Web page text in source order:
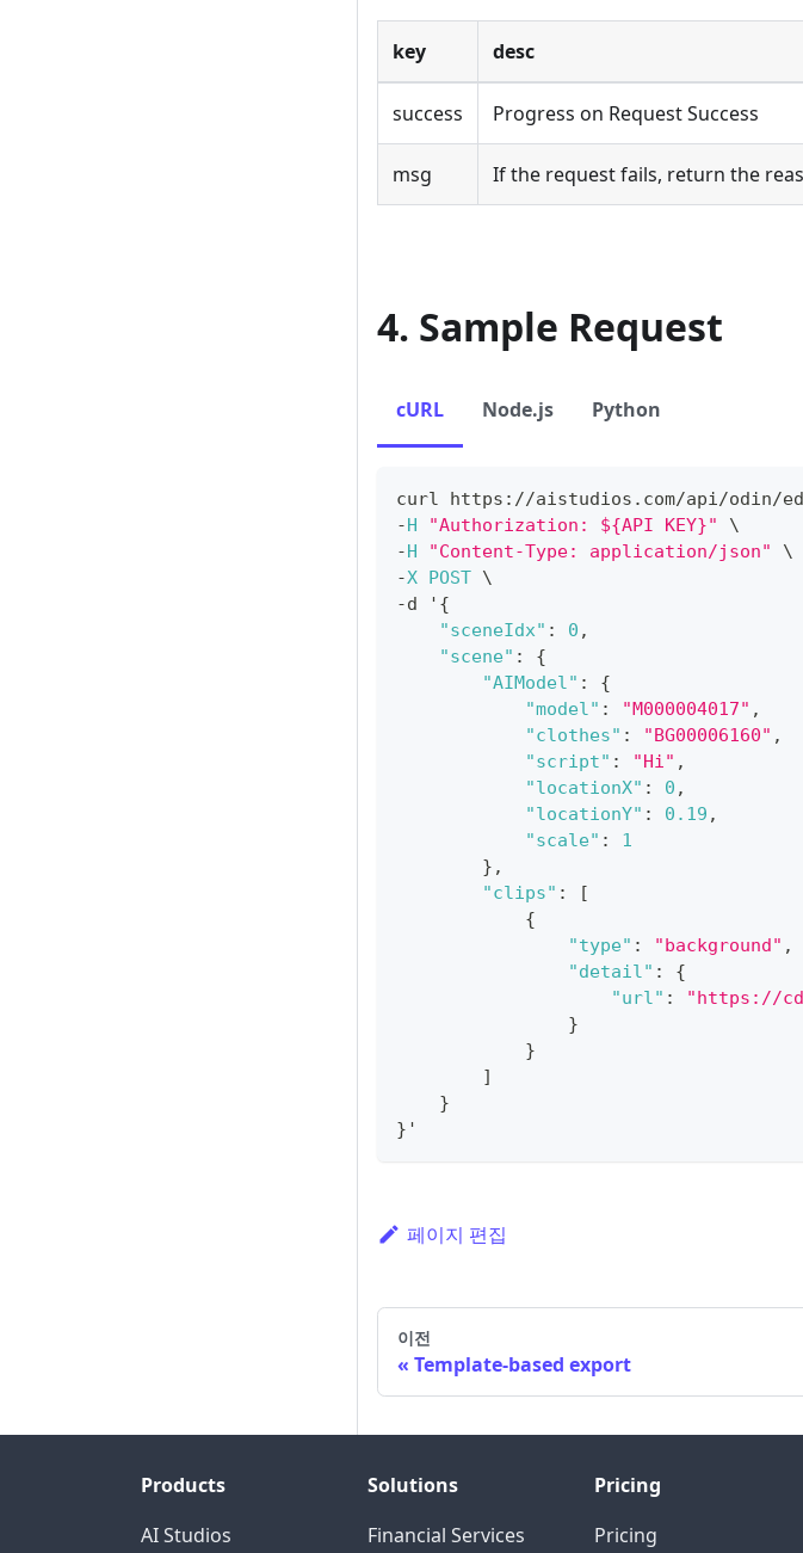
key desc
success Progress on Request Success
msg If the request fails, return the
4. Sample Request
cURL Node.js Python
curl https : //aistudios . com/api/odin/
-H "Authorization: ${API KEY}"
\
-H "Content-Type: application/json"
\
-X POST \
-d ' {
"sceneIdx" : 0 ,
"scene" :
{
"AIModel" :
{
"model" : "M000004017" ,
"clothes" : "BG00006160" ,
"script" : "Hi" ,
"locationX" : 0 ,
"locationY" : 0.19 ,
"scale" :
1
} ,
"clips" :
[
{
"type" : "background" ,
"detail" :
{
"url" :
"https://
}
}
]
}
} '
페이지 편집
이전
Template-based export
Products
AI Studios
Solutions
Financial Services
Pricing
Pricing